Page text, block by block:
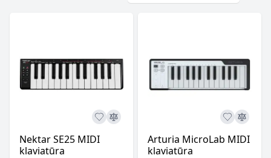
Nektar SE25 MIDI
klaviatūra
Arturia MicroLab MIDI
klaviatūra